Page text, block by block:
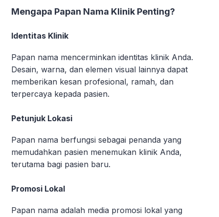
Mengapa Papan Nama Klinik Penting?
Identitas Klinik
Papan nama mencerminkan identitas klinik Anda.
Desain, warna, dan elemen visual lainnya dapat
memberikan kesan profesional, ramah, dan
terpercaya kepada pasien.
Petunjuk Lokasi
Papan nama berfungsi sebagai penanda yang
memudahkan pasien menemukan klinik Anda,
terutama bagi pasien baru.
Promosi Lokal
Papan nama adalah media promosi lokal yang